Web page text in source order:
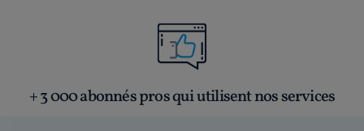
+ 3 000 abonnés pros qui utilisent nos services